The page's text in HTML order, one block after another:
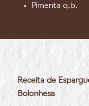
Receita de
Bolonhesa
Pimenta q.b.